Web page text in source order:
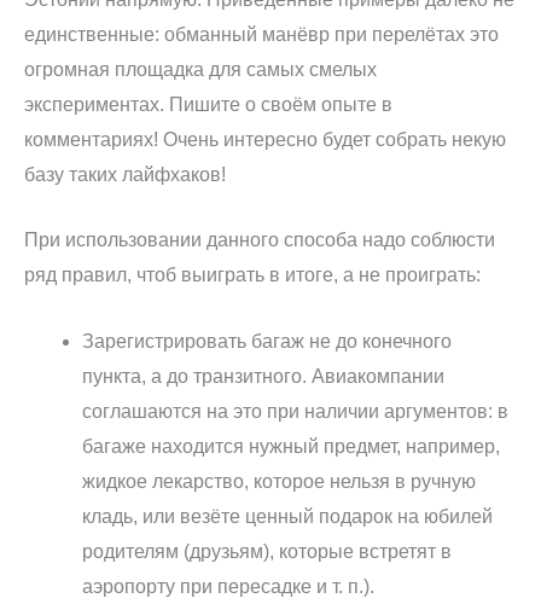
единственные: обманный манёвр при перелётах это
огромная площадка для самых смелых
экспериментах. Пишите о своём опыте в
комментариях! Очень интересно будет собрать некую
базу таких лайфхаков!
При использовании данного способа надо соблюсти
ряд правил, чтоб выиграть в итоге, а не проиграть:
Зарегистрировать багаж не до конечного
пункта, а до транзитного. Авиакомпании
соглашаются на это при наличии аргументов: в
багаже находится нужный предмет, например,
жидкое лекарство, которое нельзя в ручную
кладь, или везёте ценный подарок на юбилей
родителям (друзьям), которые встретят в
аэропорту при пересадке и т. п.).